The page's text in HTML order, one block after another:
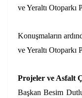
ve Yeraltı Otoparkı
Konuşmaların
ve Yeraltı Otoparkı
Projeler ve Asfalt
Başkan Besim